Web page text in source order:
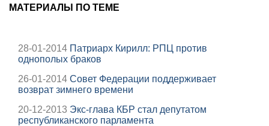
МАТЕРИАЛЫ ПО ТЕМЕ
28-01-2014 Патриарх Кирилл: РПЦ против
однополых браков
26-01-2014 Совет Федерации поддерживает
возврат зимнего времени
20-12-2013 Экс-глава КБР стал депутатом
республиканского парламента